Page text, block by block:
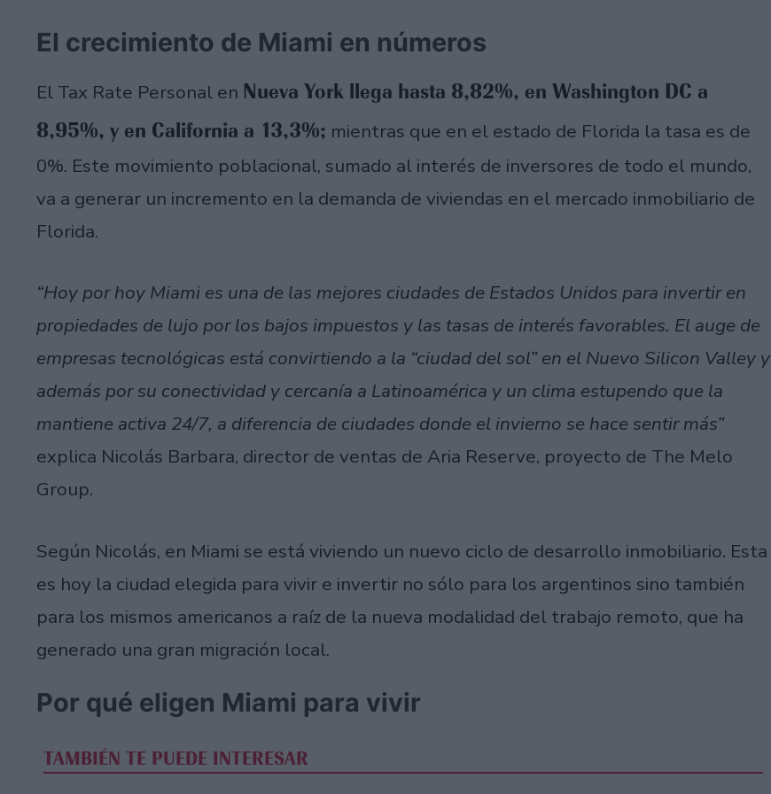
El crecimiento de Miami en números
El Tax Rate Personal en Nueva York llega hasta 8,82%, en Washington DC a
8,95%, y en California a 13,3%; mientras que en el estado de Florida la tasa es de
0%. Este movimiento poblacional, sumado al interés de inversores de todo el mundo,
va a generar un incremento en la demanda de viviendas en el mercado inmobiliario de
Florida.
“Hoy por hoy Miami es una de las mejores ciudades de Estados Unidos para invertir en
propiedades de lujo por los bajos impuestos y las tasas de interés favorables. El auge de
empresas tecnológicas está convirtiendo a la “ciudad del sol” en el Nuevo Silicon Valley y
además por su conectividad y cercanía a Latinoamérica y un clima estupendo que la
mantiene activa 24/7, a diferencia de ciudades donde el invierno se hace sentir más”
explica Nicolás Barbara, director de ventas de Aria Reserve, proyecto de The Melo
Group.
Según Nicolás, en Miami se está viviendo un nuevo ciclo de desarrollo inmobiliario. Esta
es hoy la ciudad elegida para vivir e invertir no sólo para los argentinos sino también
para los mismos americanos a raíz de la nueva modalidad del trabajo remoto, que ha
generado una gran migración local.
Por qué eligen Miami para vivir
TAMBIÉN TE PUEDE INTERESAR